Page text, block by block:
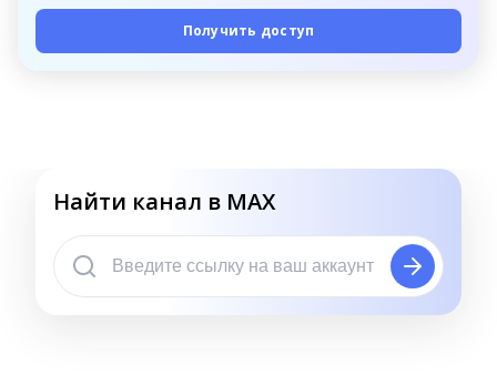
Получить доступ
Найти канал в MAX